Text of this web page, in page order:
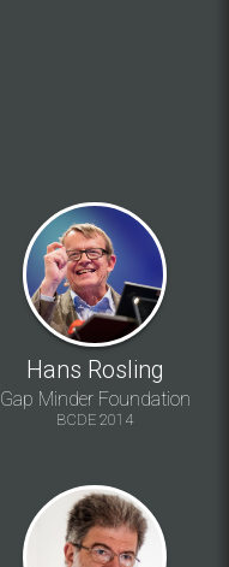
Hans Rosling
Gap Minder Foundation
BCDE 2014